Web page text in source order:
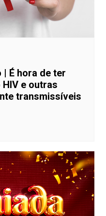
| É hora de ter
e outras
transmissíveis